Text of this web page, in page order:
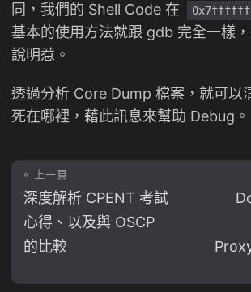
同，我們的 Shell Code 在
基本的使用方法就跟 gdb 完全一樣
說明惹。
透過分析 Core Dump 檔案，就可以
死在哪裡，藉此訊息來幫助 Debug。
« 上一頁
深度解析 CPENT 考試
心得、以及與 OSCP
的比較